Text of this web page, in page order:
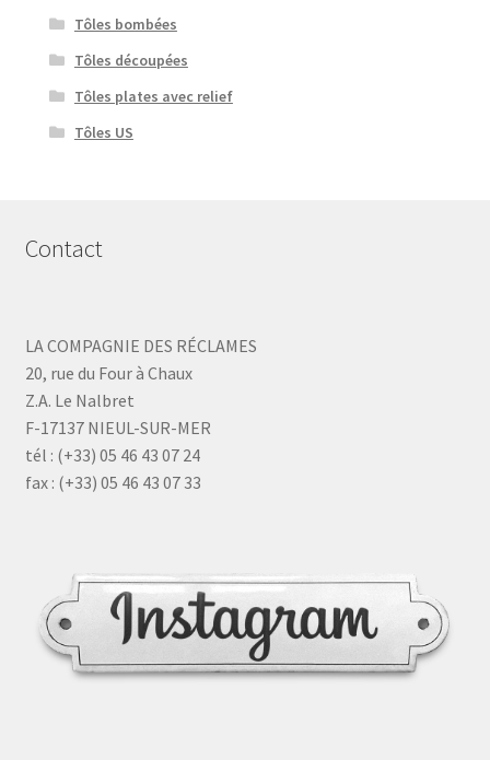
Tôles bombées
Tôles découpées
Tôles plates avec relief
Tôles US
Contact
LA COMPAGNIE DES RÉCLAMES
20, rue du Four à Chaux
Z.A. Le Nalbret
F-17137 NIEUL-SUR-MER
tél : (+33) 05 46 43 07 24
fax : (+33) 05 46 43 07 33